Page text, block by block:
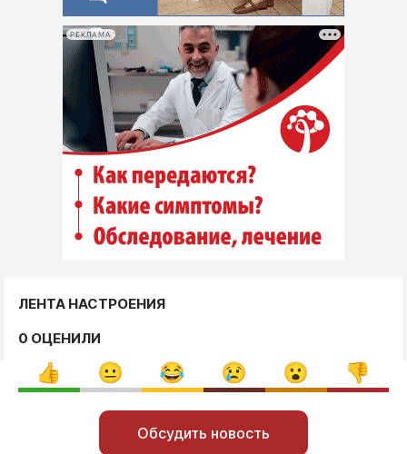
РЕКЛАМА
ЛЕНТА НАСТРОЕНИЯ
0 ОЦЕНИЛИ
Обсудить новость